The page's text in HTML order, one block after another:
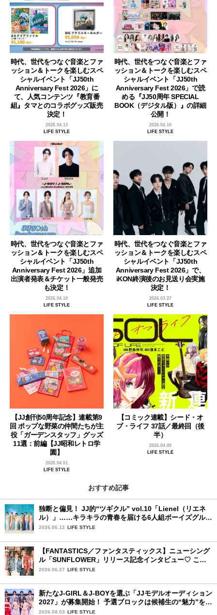
時代、世代をつなぐ音楽とファ
ッション＆トークを楽しむスペ
シャルイベント「JJ50th
Anniversary Fest 2026」に
て、人気コンテンツ『教育番
組』タマとのコラボグッズ販売
決定！
2026.04.13
LIFE STYLE
時代、世代をつなぐ音楽とファ
ッション＆トークを楽しむスペ
シャルイベント「JJ50th
Anniversary Fest 2026」で読
める『JJ50周年 SPECIAL
BOOK（デジタル版）』の詳細
公開！
2026.04.10
LIFE STYLE
時代、世代をつなぐ音楽とファ
ッション＆トークを楽しむスペ
シャルイベント「JJ50th
Anniversary Fest 2026」追加
出演者発表＆チケット一般発売
も決定！
2026.04.10
LIFE STYLE
時代、世代をつなぐ音楽とファ
ッション＆トークを楽しむスペ
シャルイベント「JJ50th
Anniversary Fest 2026」で、
iKON終演後のお見送り会実施
決定！
2026.03.27
LIFE STYLE
【JJ創刊50周年記念】連載第9
回 ポップな野菜の仲間たちが主
役「ガーデンスタッフ」グッズ
11選：前編【JJ昭和レトロ学
園】
2026.04.01
LIFE STYLE
【コミック連載】シード・オ
ブ・ライフ 37話／最終回（後
半）
2026.04.09
LIFE STYLE
おすすめ記事
独断と偏見！ JJ的“ツギクル” vol.10「Lienel（リエネ
ル）」……キラキラの青春を届ける6人組ボーイズグルー
プ
2026.06.12 LIFE STYLE
【FANTASTICS／ファンタスティックス】ニューシング
ル「SUNFLOWER」リリース記念インタビュー♡ この
夏楽しみにしていることは？
2026.06.27 LIFE STYLE
新たなJ-GIRL＆J-BOYを選ぶ「JJモデルオーディション
2027」が募集開始！ 予選ブロックは候補生の“魅力”を重
視した「新システム」に変わります
2026.08.03 LIFE STYLE